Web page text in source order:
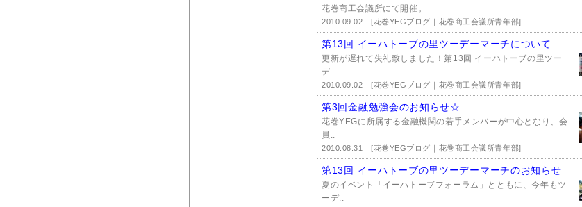
花巻商工会議所にて開催。
2010.09.02[花巻YEGブログ｜花巻商工会議所青年部]
第13回 イーハトーブの里ツーデーマーチについて
更新が遅れて失礼致しました！第13回 イーハトーブの里ツー
デ..
2010.09.02[花巻YEGブログ｜花巻商工会議所青年部]
第3回金融勉強会のお知らせ☆
花巻YEGに所属する金融機関の若手メンバーが中心となり、会
員..
2010.08.31[花巻YEGブログ｜花巻商工会議所青年部]
第13回 イーハトーブの里ツーデーマーチのお知らせ
夏のイベント「イーハトーブフォーラム」とともに、今年もツ
ーデ..